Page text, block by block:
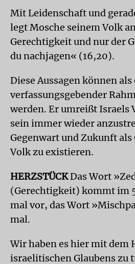
Mit Leidenschaft und
legt Mosche seinem Volk
Gerechtigkeit und nur der
du nachjagen« (16,20).
Diese Aussagen können als
verfassungsgebender
werden. Er umreißt Israels
sein immer wieder
Gegenwart und Zukunft als
Volk zu existieren.
HERZSTÜCKDas Wort
(Gerechtigkeit) kommt im
mal vor, das Wort
mal.
Wir haben es hier mit dem
israelitischen Glaubens zu